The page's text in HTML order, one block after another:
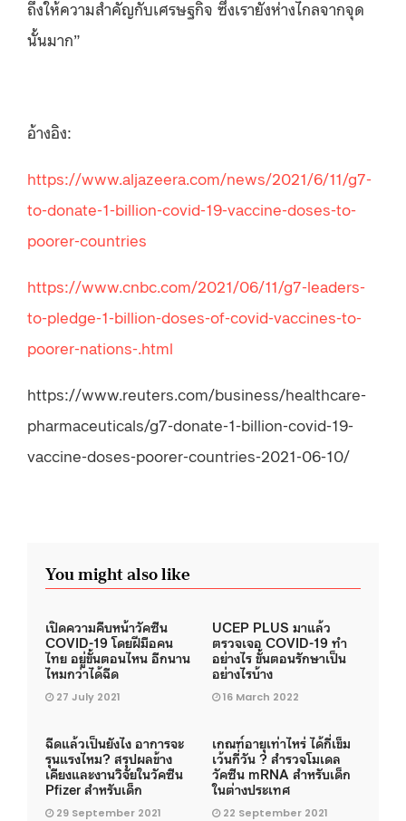
ถึงให้ความสำคัญกับเศรษฐกิจ ซึ่งเรายังห่างไกลจากจุด
นั้นมาก”
อ้างอิง:
https://www.aljazeera.com/news/2021/6/11/g7-
to-donate-1-billion-covid-19-vaccine-doses-to-
poorer-countries
https://www.cnbc.com/2021/06/11/g7-leaders-
to-pledge-1-billion-doses-of-covid-vaccines-to-
poorer-nations-.html
https://www.reuters.com/business/healthcare-
pharmaceuticals/g7-donate-1-billion-covid-19-
vaccine-doses-poorer-countries-2021-06-10/
You might also like
เปิดความคืบหน้าวัคซีน
COVID-19 โดยฝีมือคน
ไทย อยู่ขั้นตอนไหน อีกนาน
ไหมกว่าได้ฉีด
27 July 2021
UCEP PLUS มาแล้ว
ตรวจเจอ COVID-19 ทำ
อย่างไร ขั้นตอนรักษาเป็น
อย่างไรบ้าง
16 March 2022
ฉีดแล้วเป็นยังไง อาการจะ
รุนแรงไหม? สรุปผลข้าง
เคียงและงานวิจัยในวัคซีน
Pfizer สำหรับเด็ก
29 September 2021
เกณฑ์อายุเท่าไหร่ ได้กี่เข็ม
เว้นกี่วัน ? สำรวจโมเดล
วัคซีน mRNA สำหรับเด็ก
ในต่างประเทศ
22 September 2021